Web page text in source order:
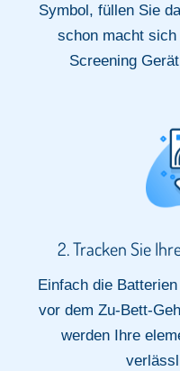
Symbol, füllen Sie
schon macht
Screening
2. Tracken Sie
Einfach die
vor dem Zu-Bett-
werden Ihre